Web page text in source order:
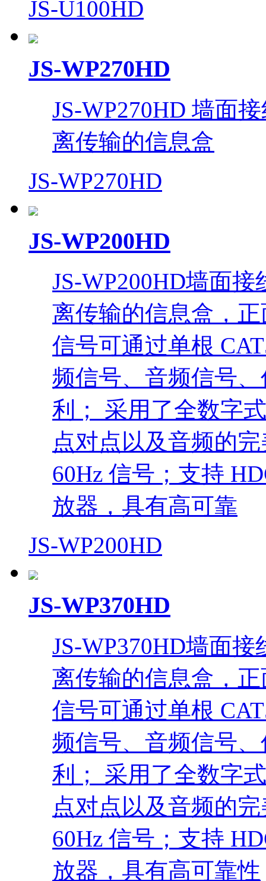
JS-U100HD
JS-WP270HD
JS-WP270HD 墙面
离传输的信息盒
JS-WP270HD
JS-WP200HD
JS-WP200HD墙面
离传输的信息盒，
信号可通过单根
频信号、音频信号
利； 采用了全数字
点对点以及音频的
60Hz 信号；支持
放器，具有高可靠
JS-WP200HD
JS-WP370HD
JS-WP370HD墙面
离传输的信息盒，
信号可通过单根
频信号、音频信号
利； 采用了全数字
点对点以及音频的
60Hz 信号；支持
放器，具有高可靠性